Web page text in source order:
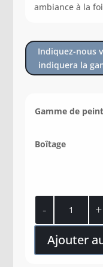
ambiance à la
Indiquez-nous
indiquera la
Gamme de
Boîtage
Terre
oxydée
Ajouter